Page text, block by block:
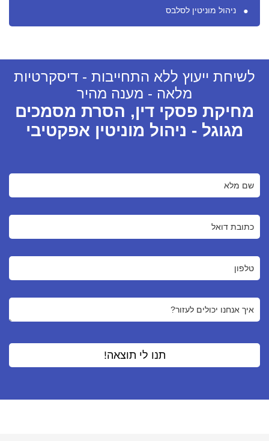
ניהול מוניטין לסלבס
לשיחת ייעוץ ללא התחייבות - דיסקרטיות
מלאה - מענה מהיר
מחיקת פסקי דין, הסרת מסמכים
מגוגל - ניהול מוניטין אפקטיבי